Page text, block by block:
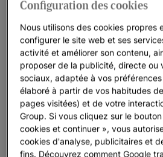
Configuration des cookies
Nous utilisons des cookies propres
configurer le site web et ses
activité et améliorer son contenu,
proposer de la publicité, directe ou
sociaux, adaptée à vos
élaboré à partir de vos habitudes
pages visitées) et de votre
Group. Si vous cliquez sur le
cookies et continuer », vous
cookies d'analyse, publicitaires et
fins. Découvrez comment Google